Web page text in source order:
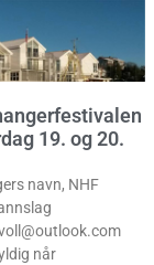
19. og 20.
navn, NHF
når